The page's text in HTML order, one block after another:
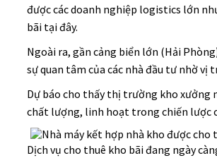
được các doanh nghiệp logistics lớn
bãi tại đây.
Ngoài ra, gần cảng biển lớn (Hải
sự quan tâm của các nhà đầu tư nhờ
Dự báo cho thấy thị trường kho xưởng
chất lượng, linh hoạt trong chiến lược
Dịch vụ cho thuê kho bãi đang ngày